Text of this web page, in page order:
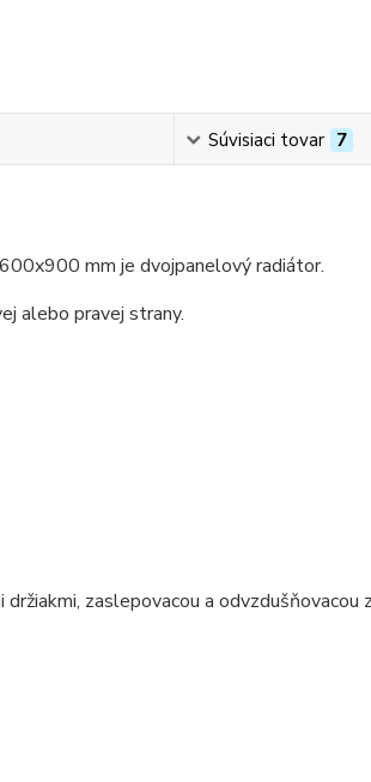
Súvisiaci tovar 7
mm je dvojpanelový radiátor.
alebo pravej strany.
zaslepovacou a odvzdušňovacou